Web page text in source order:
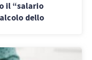
il “salario
dello